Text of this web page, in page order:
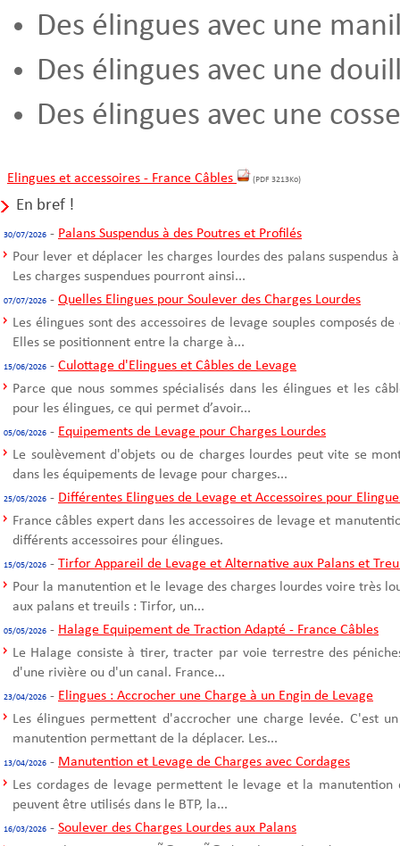
Des élingues avec une
Des élingues avec une
Des élingues avec une
Elingues et accessoires - France Câbles (PDF 3213Ko)
En bref !
30/07/2026 - Palans Suspendus à des Poutres et Profilés
Pour lever et déplacer les charges lourdes des palans suspendus
Les charges suspendues pourront ainsi...
07/07/2026 - Quelles Elingues pour Soulever des Charges Lourdes
Les élingues sont des accessoires de levage souples composés
Elles se positionnent entre la charge à...
15/06/2026 - Culottage d'Elingues et Câbles de Levage
Parce que nous sommes spécialisés dans les élingues et les
pour les élingues, ce qui permet d’avoir...
05/06/2026 - Equipements de Levage pour Charges Lourdes
Le soulèvement d'objets ou de charges lourdes peut vite se
dans les équipements de levage pour charges...
25/05/2026 - Différentes Elingues de Levage et Accessoires pour
France câbles expert dans les accessoires de levage et
différents accessoires pour élingues.
15/05/2026 - Tirfor Appareil de Levage et Alternative aux Palans et
Pour la manutention et le levage des charges lourdes voire très
aux palans et treuils : Tirfor, un...
05/05/2026 - Halage Equipement de Traction Adapté - France Câbles
Le Halage consiste à tirer, tracter par voie terrestre des
d'une rivière ou d'un canal. France...
23/04/2026 - Elingues : Accrocher une Charge à un Engin de Levage
Les élingues permettent d'accrocher une charge levée. C'est
manutention permettant de la déplacer. Les...
13/04/2026 - Manutention et Levage de Charges avec Cordages
Les cordages de levage permettent le levage et la manutention
peuvent être utilisés dans le BTP, la...
16/03/2026 - Soulever des Charges Lourdes aux Palans